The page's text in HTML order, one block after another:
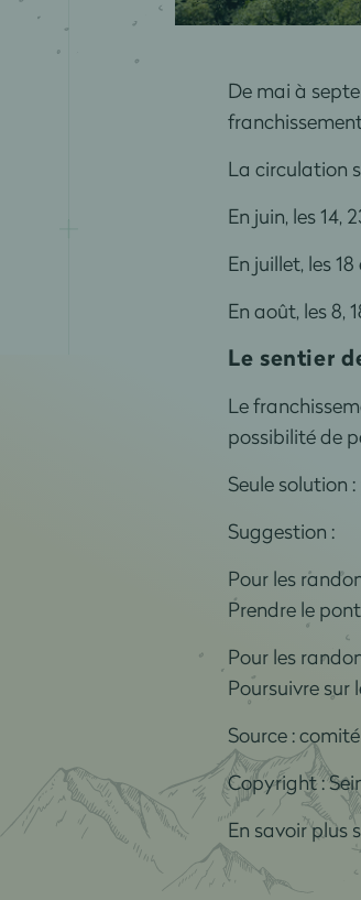
De mai à
La circulation
En juin, les 14,
En juillet, les
En août, les 8,
Le sentier
Le
possibilité de
Seule solution
Suggestion :
Pour les
Prendre le
Pour les
Poursuivre sur
Source :
Copyright :
En savoir plus